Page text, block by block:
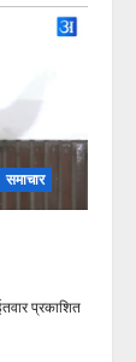
समाचार
प्रकाशित